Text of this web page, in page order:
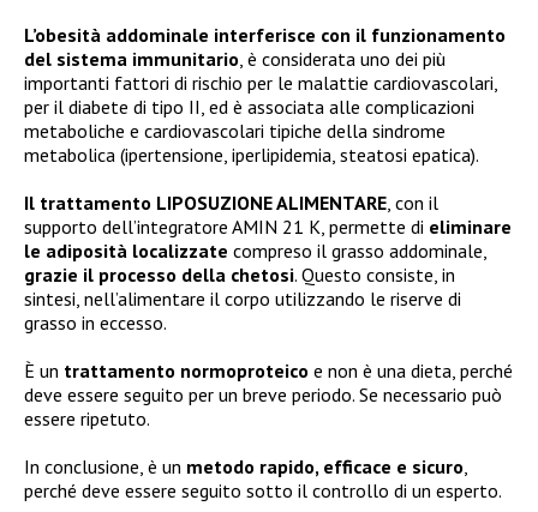
L’obesità addominale interferisce con il funzionamento
del sistema immunitario , è considerata uno dei più
importanti fattori di rischio per le malattie cardiovascolari,
per il diabete di tipo II, ed è associata alle complicazioni
metaboliche e cardiovascolari tipiche della sindrome
metabolica (ipertensione, iperlipidemia, steatosi epatica).
Il trattamento LIPOSUZIONE ALIMENTARE , con il
supporto dell’integratore AMIN 21 K, permette di eliminare
le adiposità localizzate compreso il grasso addominale,
grazie il processo della chetosi. Questo consiste, in
sintesi, nell’alimentare il corpo utilizzando le riserve di
grasso in eccesso.
È un trattamento normoproteico e non è una dieta, perché
deve essere seguito per un breve periodo. Se necessario può
essere ripetuto.
In conclusione, è un metodo rapido, efficace e sicuro
perché deve essere seguito sotto il controllo di un esperto.